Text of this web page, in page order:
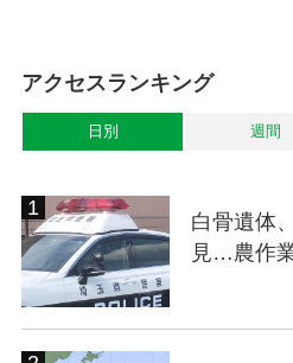
アクセスランキング
日別 週間
白骨遺体
見…農作